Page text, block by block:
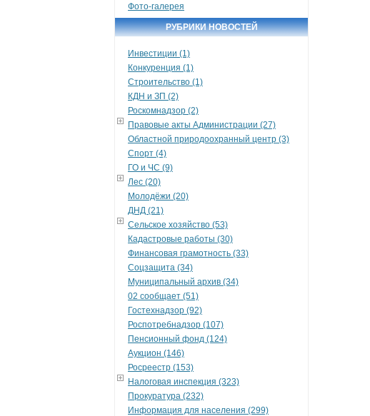
Фото-галерея
РУБРИКИ НОВОСТЕЙ
Инвестиции (1)
Конкуренция (1)
Строительство (1)
КДН и ЗП (2)
Роскомнадзор (2)
Правовые акты Администрации (27)
Областной природоохранный центр (3)
Спорт (4)
ГО и ЧС (9)
Лес (20)
Молодёжи (20)
ДНД (21)
Сельское хозяйство (53)
Кадастровые работы (30)
Финансовая грамотность (33)
Соцзащита (34)
Муниципальный архив (34)
02 сообщает (51)
Гостехнадзор (92)
Роспотребнадзор (107)
Пенсионный фонд (124)
Аукцион (146)
Росреестр (153)
Налоговая инспекция (323)
Прокуратура (232)
Информация для населения (299)